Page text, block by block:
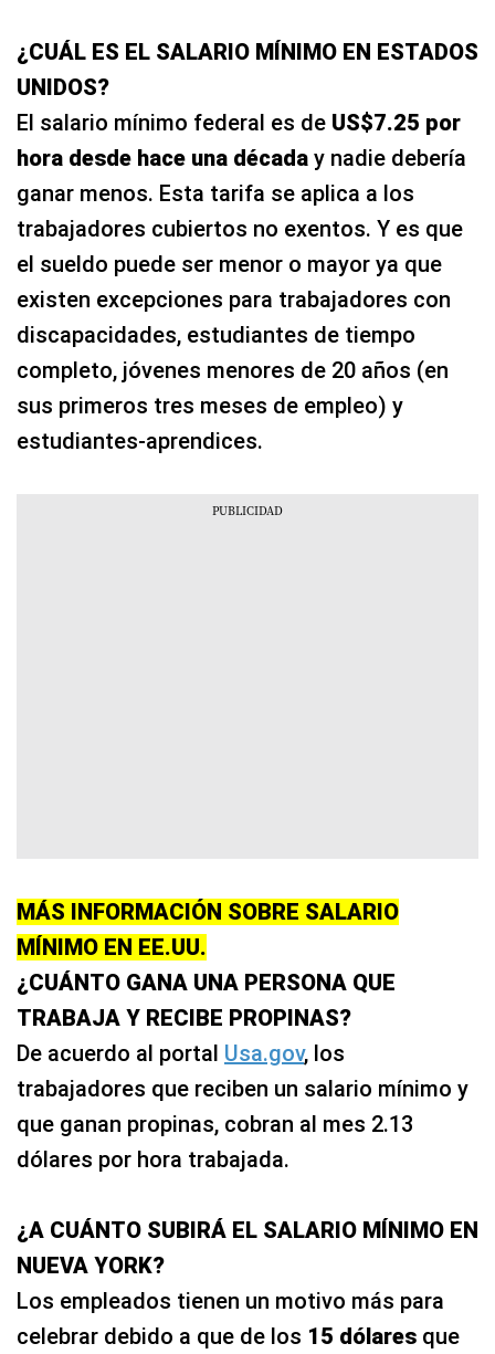
¿CUÁL ES EL SALARIO MÍNIMO EN ESTADOS
UNIDOS?
El salario mínimo federal es de US$7.25 por
hora desde hace una década y nadie debería
ganar menos. Esta tarifa se aplica a los
trabajadores cubiertos no exentos. Y es que
el sueldo puede ser menor o mayor ya que
existen excepciones para trabajadores con
discapacidades, estudiantes de tiempo
completo, jóvenes menores de 20 años (en
sus primeros tres meses de empleo) y
estudiantes-aprendices.
MÁS INFORMACIÓN SOBRE SALARIO
MÍNIMO EN EE.UU.
¿CUÁNTO GANA UNA PERSONA QUE
TRABAJA Y RECIBE PROPINAS?
De acuerdo al portal Usa.gov, los
trabajadores que reciben un salario mínimo y
que ganan propinas, cobran al mes 2.13
dólares por hora trabajada.
¿A CUÁNTO SUBIRÁ EL SALARIO MÍNIMO EN
NUEVA YORK?
Los empleados tienen un motivo más para
celebrar debido a que de los 15 dólares que